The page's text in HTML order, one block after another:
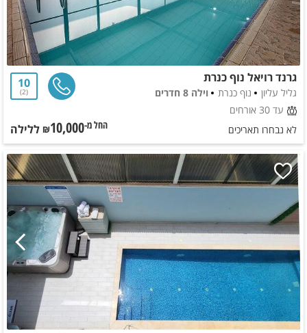
גרנד רויאל נוף כנרת
גליל עליון נוף כנרת
וילה 8 חדרים
עד 30 אורחים
10
2
לא נבחרו תאריכים החל מ-₪10,000 ללילה